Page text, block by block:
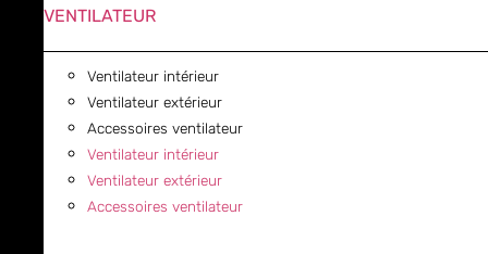
VENTILATEUR
Ventilateur intérieur
Ventilateur extérieur
Accessoires ventilateur
Ventilateur intérieur
Ventilateur extérieur
Accessoires ventilateur